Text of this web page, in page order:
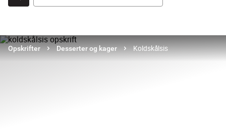
Opskrifter Desserter og kager Koldskålsis